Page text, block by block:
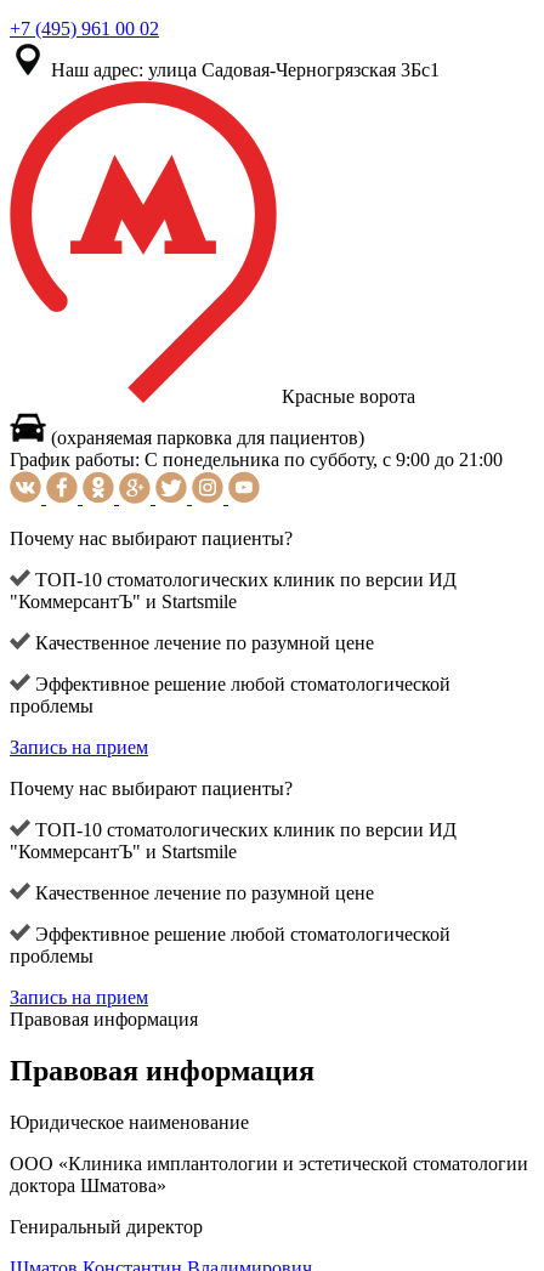
+7 (495) 961 00 02
Наш адрес: улица Садовая-Черногрязская 3Бс1
Красные ворота
(охраняемая парковка для пациентов)
График работы: С понедельника по субботу, с 9:00 до 21:00
Почему нас выбирают пациенты?
ТОП-10 стоматологических клиник по версии ИД
"КоммерсантЪ" и Startsmile
Качественное лечение по разумной цене
Эффективное решение любой стоматологической
проблемы
Запись на прием
Почему нас выбирают пациенты?
ТОП-10 стоматологических клиник по версии ИД
"КоммерсантЪ" и Startsmile
Качественное лечение по разумной цене
Эффективное решение любой стоматологической
проблемы
Запись на прием
Правовая информация
Правовая информация
Юридическое наименование
ООО «Клиника имплантологии и эстетической стоматологии
доктора Шматова»
Гениральный директор